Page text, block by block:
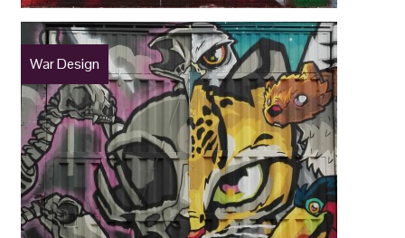
War Design